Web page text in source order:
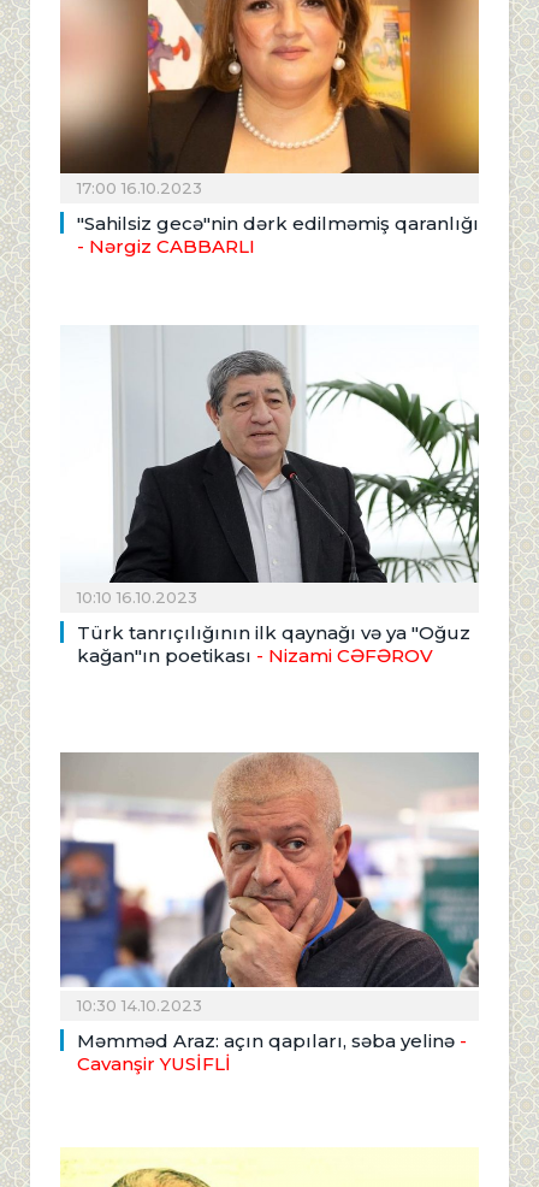
17:00 16.10.2023
"Sahilsiz gecə"nin dərk edilməmiş qaranlığı
- Nərgiz CABBARLI
10:10 16.10.2023
Türk tanrıçılığının ilk qaynağı və ya "Oğuz
kağan"ın poetikası - Nizami CƏFƏROV
10:30 14.10.2023
Məmməd Araz: açın qapıları, səba yelinə -
Cavanşir YUSİFLİ